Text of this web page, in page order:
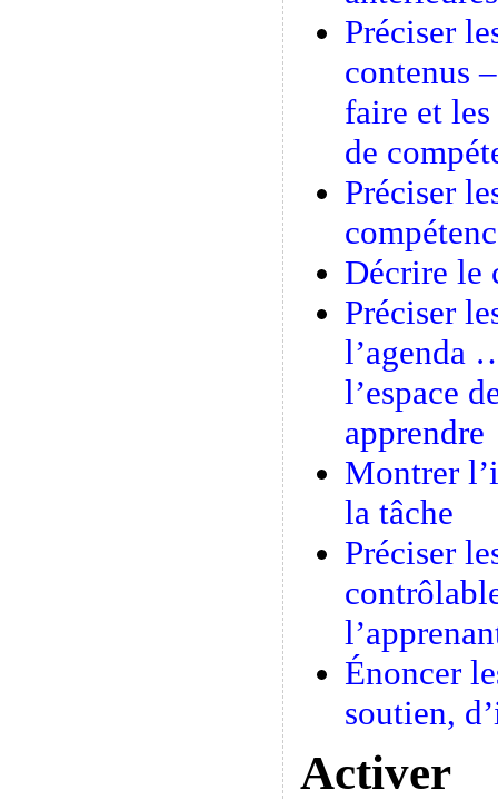
Préciser
contenus
faire et les
de
Préciser
Décrire le
Préciser
l’agenda
l’espace
apprendre
Montrer
la tâche
Préciser
Énoncer
soutien,
Activer